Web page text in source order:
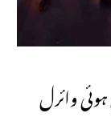
ہوئی وائرل